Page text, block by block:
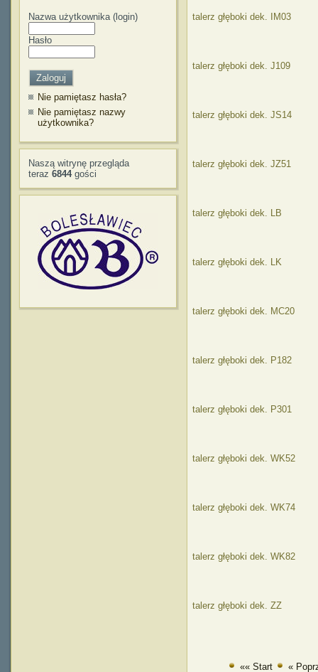
Nazwa użytkownika (login)
Hasło
Nie pamiętasz hasła?
Nie pamiętasz nazwy
użytkownika?
Naszą witrynę przegląda
teraz 6844gości
talerz głęboki dek. IM03
talerz głęboki dek. J109
talerz głęboki dek. JS14
talerz głęboki dek. JZ51
talerz głęboki dek. LB
talerz głęboki dek. LK
talerz głęboki dek. MC20
talerz głęboki dek. P182
talerz głęboki dek. P301
talerz głęboki dek. WK52
talerz głęboki dek. WK74
talerz głęboki dek. WK82
talerz głęboki dek. ZZ
«« Start «